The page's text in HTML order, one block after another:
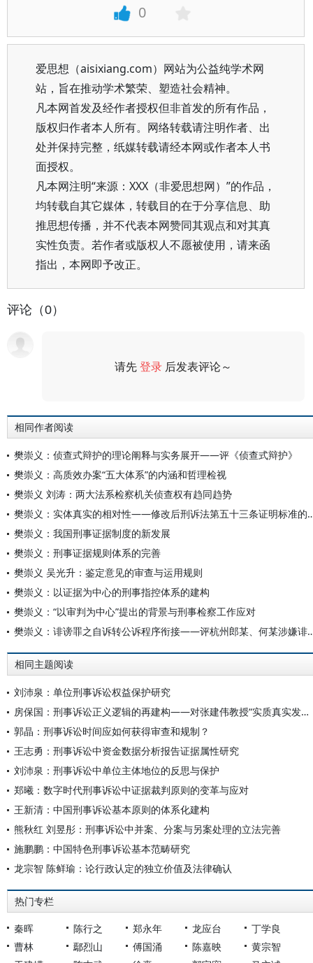
0
爱思想（aisixiang.com）网站为公益纯学术网
站，旨在推动学术繁荣、塑造社会精神。
凡本网首发及经作者授权但非首发的所有作品，
版权归作者本人所有。网络转载请注明作者、出
处并保持完整，纸媒转载请经本网或作者本人书
面授权。
凡本网注明“来源：XXX（非爱思想网）”的作品，
均转载自其它媒体，转载目的在于分享信息、助
推思想传播，并不代表本网赞同其观点和对其真
实性负责。若作者或版权人不愿被使用，请来函
指出，本网即予改正。
评论（0）
请先登录 后发表评论～
相同作者阅读
樊崇义：侦查式辩护的理论阐释与实务展开——评《侦查式辩护》
樊崇义：高质效办案“五大体系”的内涵和哲理检视
樊崇义 刘涛：两大法系检察机关侦查权有趋同趋势
樊崇义：实体真实的相对性——
樊崇义：我国刑事证据制度的新发展
樊崇义：刑事证据规则体系的完善
樊崇义 吴光升：鉴定意见的审查与运用规则
樊崇义：以证据为中心的刑事指控体系的建构
樊崇义：“以审判为中心”提出的背景与刑事检察工作应对
樊崇义：诽谤罪之自诉转公诉
相同主题阅读
刘沛泉：单位刑事诉讼权益保护研究
房保国：刑事诉讼正义逻辑的再建构——对张建伟教授“实质真实发现主义”的回应
郭晶：刑事诉讼时间应如何获得审查和规制？
王志勇：刑事诉讼中资金数据分析报告证据属性研究
刘沛泉：刑事诉讼中单位主体地位的反思与保护
郑曦：数字时代刑事诉讼中证据裁判原则的变革与应对
王新清：中国刑事诉讼基本原则的体系化建构
熊秋红 刘昱彤：刑事诉讼中并案、分案与另案处理的立法完善
施鹏鹏：中国特色刑事诉讼基本范畴研究
龙宗智 陈鲜瑜：论行政认定的独立价值及法律确认
热门专栏
秦晖 陈行之 郑永年 龙应台
丁学良
曹林
鄢烈山 傅国涌 陈嘉映
黄宗智